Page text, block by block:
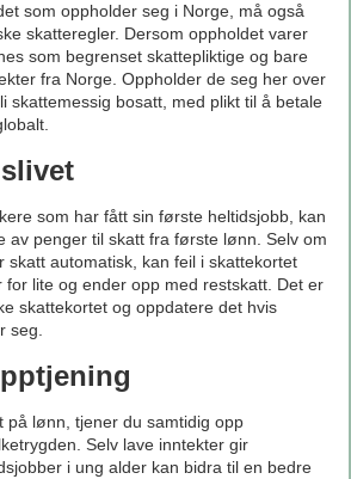
som oppholder seg i Norge, må også
skatteregler. Dersom oppholdet varer
som begrenset skattepliktige og bare
fra Norge. Oppholder de seg her over
skattemessig bosatt, med plikt til å betale
som har fått sin første heltidsjobb, kan
av penger til skatt fra første lønn. Selv om
skatt automatisk, kan feil i skattekortet
lite og ender opp med restskatt. Det er
skattekortet og oppdatere det hvis
seg.
på lønn, tjener du samtidig opp
Selv lave inntekter gir
i ung alder kan bidra til en bedre